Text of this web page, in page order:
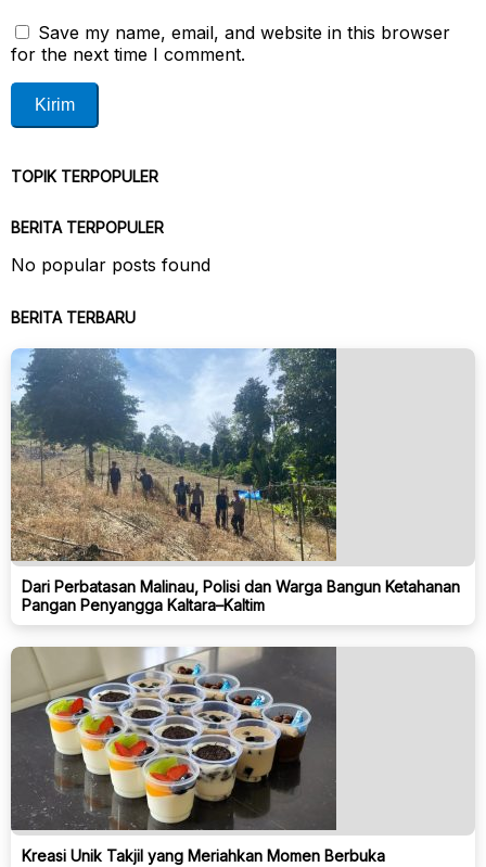
Save my name, email, and website in this browser
for the next time I comment.
TOPIK TERPOPULER
BERITA TERPOPULER
No popular posts found
BERITA TERBARU
Dari Perbatasan Malinau, Polisi dan Warga Bangun Ketahanan
Pangan Penyangga Kaltara–Kaltim
Kreasi Unik Takjil yang Meriahkan Momen Berbuka